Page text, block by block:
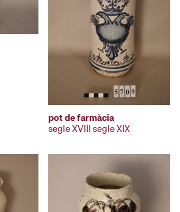
pot de farmàcia
segle XVIII segle XIX